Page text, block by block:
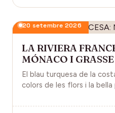
20 setembre 2026
LA RIVIERA
MÓNACO I GRASSE
El blau turquesa de la
colors de les flors i la
digne de visitar. Perfums